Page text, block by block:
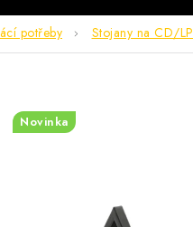
potřeby Stojany na CD/LP
Novinka